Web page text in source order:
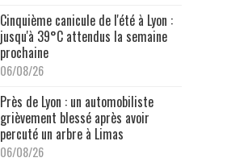
Cinquième canicule de l'été à Lyon :
jusqu'à 39°C attendus la semaine
prochaine
06/08/26
Près de Lyon : un automobiliste
grièvement blessé après avoir
percuté un arbre à Limas
06/08/26